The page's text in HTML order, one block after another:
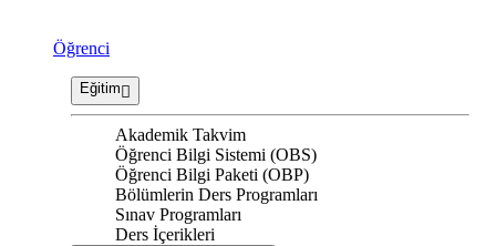
Öğrenci
Eğitim
Akademik Takvim
Öğrenci Bilgi Sistemi (OBS)
Öğrenci Bilgi Paketi (OBP)
Bölümlerin Ders Programları
Sınav Programları
Ders İçerikleri